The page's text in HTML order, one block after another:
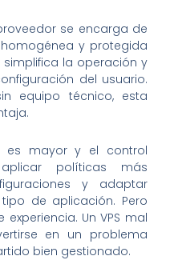
se encarga de
y protegida
simplifica la operación y
del usuario.
equipo técnico, esta
es mayor y el control
políticas más
y adaptar
de aplicación. Pero
Un VPS mal
en un problema
bien gestionado.